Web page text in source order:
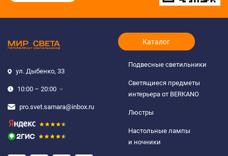
ул. Дыбенко, 33
10:00 – 20:00
pro.svet.samara@inbox.ru
Каталог
Подвесные светильники
Светящиеся предметы
интерьера от BERKANO
Люстры
Настольные лампы
и ночники